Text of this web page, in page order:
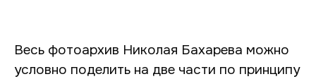
Весь фотоархив Николая Бахарева можно
условно поделить на две части по принципу